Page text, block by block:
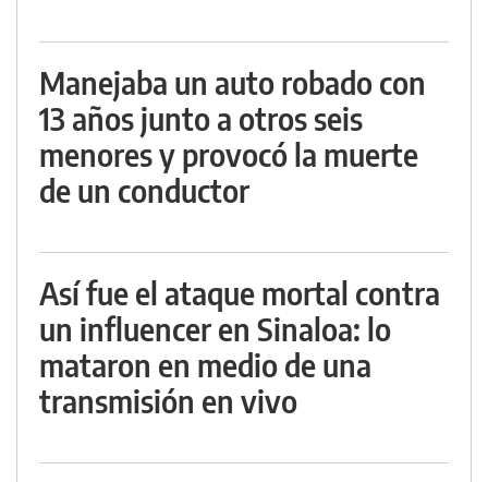
Manejaba un auto robado con
13 años junto a otros seis
menores y provocó la muerte
de un conductor
Así fue el ataque mortal contra
un influencer en Sinaloa: lo
mataron en medio de una
transmisión en vivo